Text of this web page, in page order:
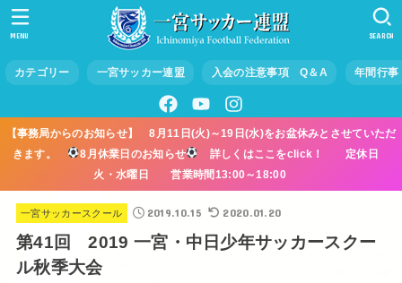
カテゴリー 一宮サッカー連盟 入会の注意事項 Q＆A 年間行事
SEARCH
MENU
【事務局からのお知らせ】 8月11日(火)～19日(水)をお盆休みとさせていただ
きます。
8月休業日のお知らせ
詳しくはここをclick！ 定休日
火・水曜日 営業時間13:00～18:00
一宮サッカースクール 2019.10.15 2020.01.20
第41回 2019 一宮・中日少年サッカースクー
ル秋季大会